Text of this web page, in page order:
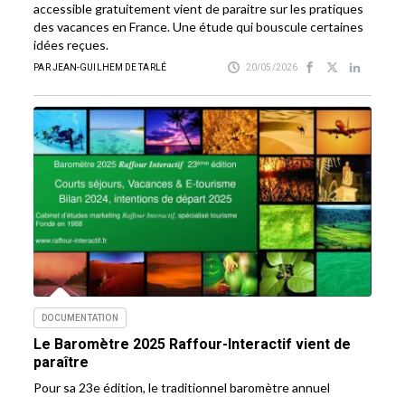
accessible gratuitement vient de paraitre sur les pratiques
des vacances en France. Une étude qui bouscule certaines
idées reçues.
PAR JEAN-GUILHEM DE TARLÉ 20/05/2026
DOCUMENTATION
Le Baromètre 2025 Raffour-Interactif vient de
paraître
Pour sa 23e édition, le traditionnel baromètre annuel